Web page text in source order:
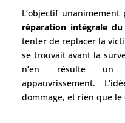
L’objectif
réparation intégrale
tenter de replacer la
se trouvait avant la
n’en résulte un
appauvrissement.
dommage, et rien que le